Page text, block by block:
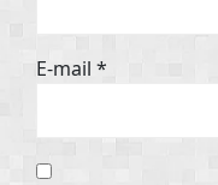
E-mail *